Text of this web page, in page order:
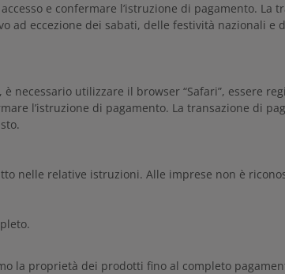
e confermare l’istruzione di pagamento.
ad eccezione dei sabati, delle festività nazionali
necessario utilizzare il browser “Safari”, essere
l’istruzione di pagamento. La transazione di
nelle relative istruzioni. Alle imprese non è
la proprietà dei prodotti fino al completo